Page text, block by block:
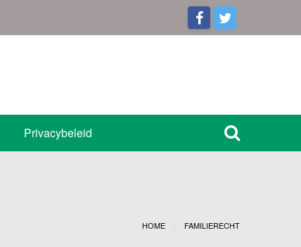
Privacybeleid
HOME FAMILIERECHT